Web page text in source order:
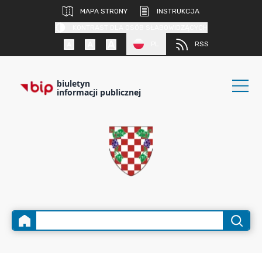
MAPA STRONY
INSTRUKCJA
RSS
biuletyn
informacji publicznej